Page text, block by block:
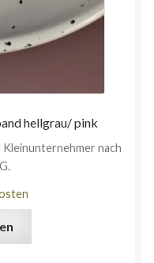
hellgrau/ pink
nach